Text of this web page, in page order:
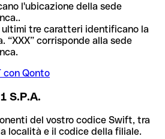
l'ubicazione della sede
tre caratteri identificano la
“XXX” corrisponde alla sede
con Qonto
S.P.A.
del vostro codice Swift, tra
località e il codice della filiale.